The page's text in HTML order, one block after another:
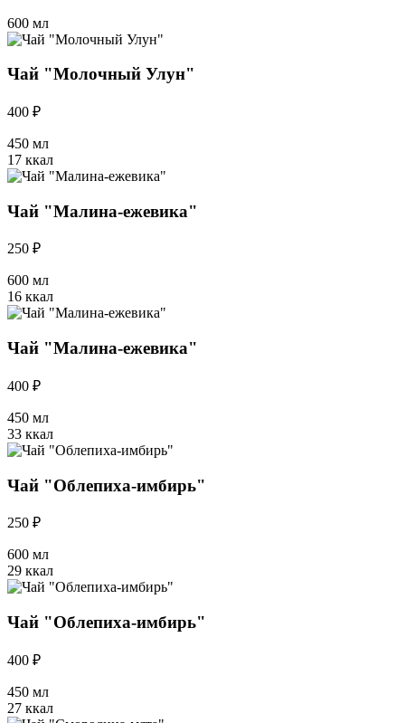
600 мл
Чай "Молочный Улун"
400 ₽
450 мл
17 ккал
Чай "Малина-ежевика"
250 ₽
600 мл
16 ккал
Чай "Малина-ежевика"
400 ₽
450 мл
33 ккал
Чай "Облепиха-имбирь"
250 ₽
600 мл
29 ккал
Чай "Облепиха-имбирь"
400 ₽
450 мл
27 ккал